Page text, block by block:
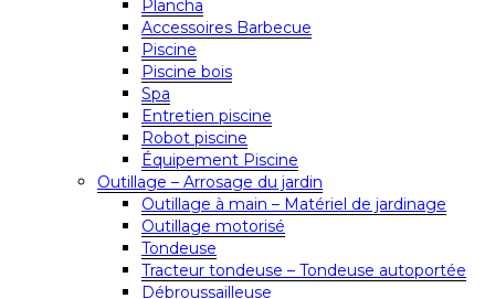
Plancha
Accessoires Barbecue
Piscine
Piscine bois
Spa
Entretien piscine
Robot piscine
Équipement Piscine
Outillage – Arrosage du jardin
Outillage à main – Matériel de jardinage
Outillage motorisé
Tondeuse
Tracteur tondeuse – Tondeuse autoportée
Débroussailleuse